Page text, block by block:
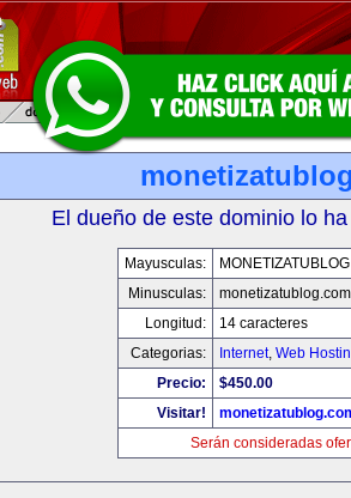
El dueño de este dominio lo
Mayusculas:
Minusculas:
monetizatublog.com
Longitud:
14 caracteres
Categorias:
Internet, Web
Precio:
$450.00
Visitar!
Serán consideradas